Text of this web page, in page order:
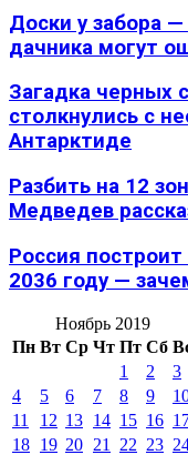
Доски у забора
дачника могут
Загадка черных
столкнулись с
Антарктиде
Разбить на 12
Медведев
Россия
2036 году —
Ноябрь 2019
Пн Вт Ср Чт Пт Сб
1
2
3
4
5 6 7 8 9
11
12 13 14 15 16
18 19 20 21 22 23